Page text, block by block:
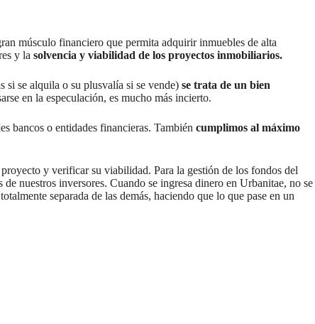
músculo financiero que permita adquirir inmuebles de alta
y la solvencia y viabilidad de los proyectos inmobiliarios.
si se alquila o su plusvalía si se vende) se trata de un bien
en la especulación, es mucho más incierto.
bancos o entidades financieras. También cumplimos al máximo
y verificar su viabilidad. Para la gestión de los fondos del
nuestros inversores. Cuando se ingresa dinero en Urbanitae, no se
separada de las demás, haciendo que lo que pase en un